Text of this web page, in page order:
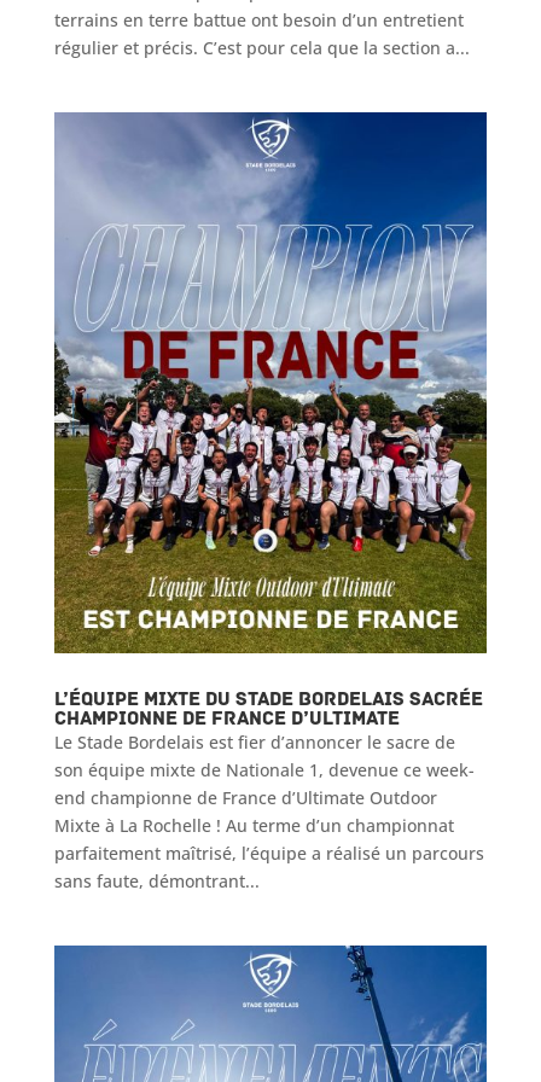
terrains en terre battue ont besoin d’un entretient
régulier et précis. C’est pour cela que la section a...
L’équipe mixte du Stade Bordelais sacrée
championne de France d’Ultimate
Le Stade Bordelais est fier d’annoncer le sacre de
son équipe mixte de Nationale 1, devenue ce week-
end championne de France d’Ultimate Outdoor
Mixte à La Rochelle ! Au terme d’un championnat
parfaitement maîtrisé, l’équipe a réalisé un parcours
sans faute, démontrant...